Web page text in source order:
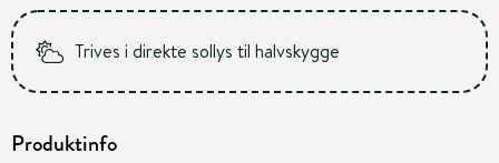
Trives i direkte sollys til halvskygge
Produktinfo